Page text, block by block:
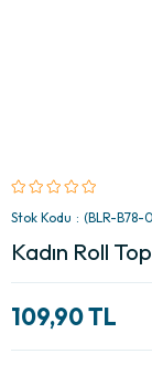
Stok Kodu (BLR-B78-
Kadın Roll
109,90 TL